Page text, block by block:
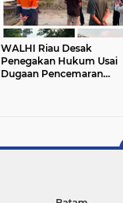
WALHI Riau Desak
Penegakan Hukum Usai
Dugaan Pencemaran